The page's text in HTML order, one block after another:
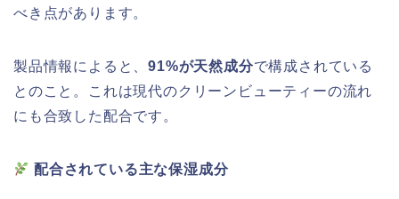
べき点があります。
製品情報によると、91%が天然成分で構成されている
とのこと。これは現代のクリーンビューティーの流れ
にも合致した配合です。
配合されている主な保湿成分